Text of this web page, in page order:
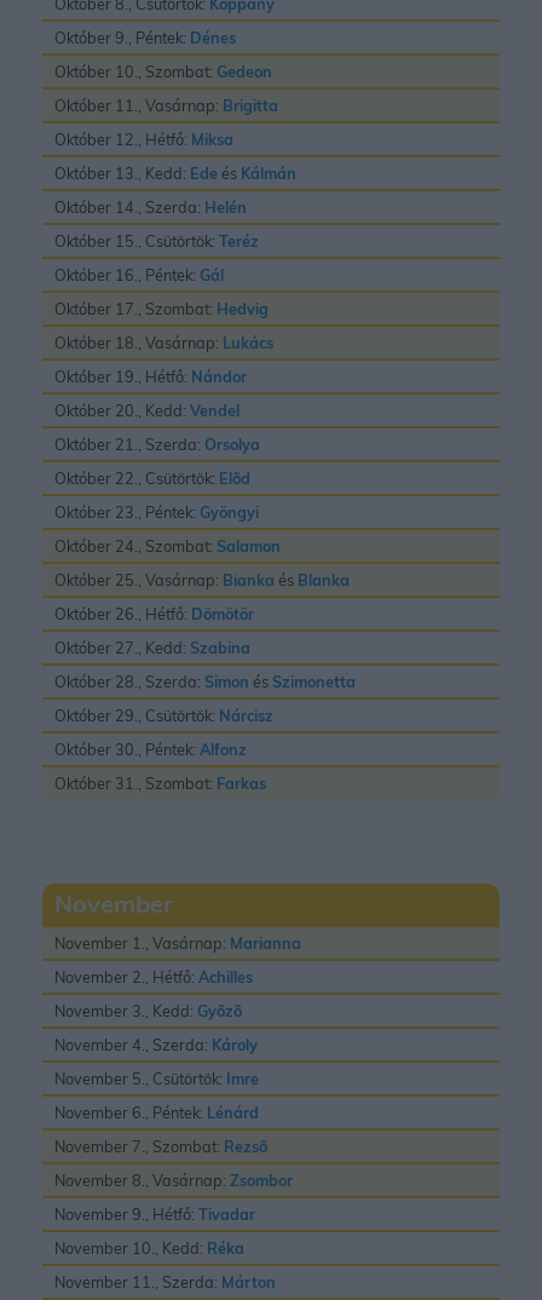
Október 9., Péntek: Dénes
Október 10., Szombat: Gedeon
Október 11., Vasárnap: Brigitta
Október 12., Hétfő: Miksa
Október 13., Kedd: Ede és Kálmán
Október 14., Szerda: Helén
Október 15., Csütörtök: Teréz
Október 16., Péntek: Gál
Október 17., Szombat: Hedvig
Október 18., Vasárnap: Lukács
Október 19., Hétfő: Nándor
Október 20., Kedd: Vendel
Október 21., Szerda: Orsolya
Október 22., Csütörtök: Elõd
Október 23., Péntek: Gyöngyi
Október 24., Szombat: Salamon
Október 25., Vasárnap: Bianka és Blanka
Október 26., Hétfő: Dömötör
Október 27., Kedd: Szabina
Október 28., Szerda: Simon és Szimonetta
Október 29., Csütörtök: Nárcisz
Október 30., Péntek: Alfonz
Október 31., Szombat: Farkas
November
November 1., Vasárnap: Marianna
November 2., Hétfő: Achilles
November 3., Kedd: Gyõzõ
November 4., Szerda: Károly
November 5., Csütörtök: Imre
November 6., Péntek: Lénárd
November 7., Szombat: Rezsõ
November 8., Vasárnap: Zsombor
November 9., Hétfő: Tivadar
November 10., Kedd: Réka
November 11., Szerda: Márton